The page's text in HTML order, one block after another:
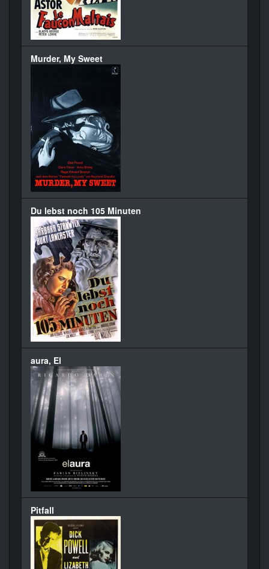
Murder, My Sweet
Du lebst noch 105 Minuten
aura, El
Pitfall